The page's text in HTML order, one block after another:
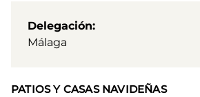
Delegación
Málaga
PATIOS Y CASAS NAVIDEÑAS